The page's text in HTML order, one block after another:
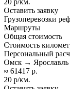
Оставить заявку
Грузоперевозки
Маршруты
Общая стоимость
Стоимость
Персональный
Омск → Ярославль
≈ 61417 р.
20 р/км.